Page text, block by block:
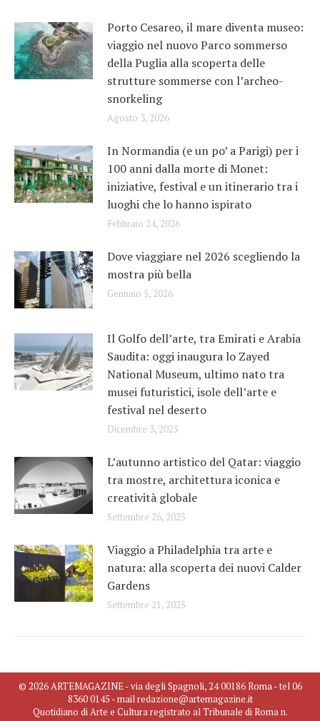
Porto Cesareo, il mare diventa museo:
viaggio nel nuovo Parco sommerso
della Puglia alla scoperta delle
strutture sommerse con l’archeo-
snorkeling
Agosto 3, 2026
In Normandia (e un po’ a Parigi) per i
100 anni dalla morte di Monet:
iniziative, festival e un itinerario tra i
luoghi che lo hanno ispirato
Febbraio 24, 2026
Dove viaggiare nel 2026 scegliendo la
mostra più bella
Gennaio 5, 2026
Il Golfo dell’arte, tra Emirati e Arabia
Saudita: oggi inaugura lo Zayed
National Museum, ultimo nato tra
musei futuristici, isole dell’arte e
festival nel deserto
Dicembre 3, 2025
L’autunno artistico del Qatar: viaggio
tra mostre, architettura iconica e
creatività globale
Settembre 26, 2025
Viaggio a Philadelphia tra arte e
natura: alla scoperta dei nuovi Calder
Gardens
Settembre 21, 2025
© 2026 ARTEMAGAZINE - via degli Spagnoli, 24 00186 Roma - tel 06
8360 0145 - mail redazione@artemagazine.it
Quotidiano di Arte e Cultura registrato al Tribunale di Roma n.